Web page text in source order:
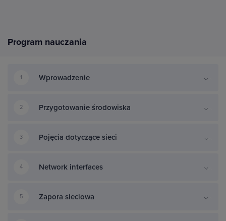
Program nauczania
1 Wprowadzenie
2 Przygotowanie środowiska
3 Pojęcia dotyczące sieci
4 Network interfaces
5 Zapora sieciowa